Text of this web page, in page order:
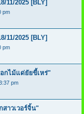
11/2025 [BLY]
pm
11/2025 [BLY]
pm
อกไม้แด่ยัยขี้เหร่"
pm
สาวเวอร์จิ้น"